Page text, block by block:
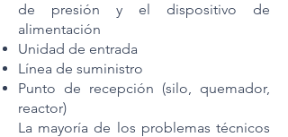
de presión y el dispositivo de
alimentación
Unidad de entrada
Línea de suministro
Punto de recepción (silo, quemador,
reactor)
La mayoría de los problemas técnicos